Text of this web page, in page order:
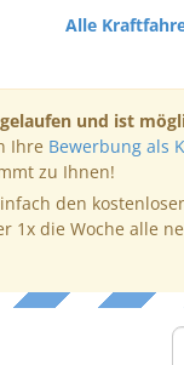
Alle
und ist
Ihre Bewerbung als
zu Ihnen!
den
1x die Woche alle